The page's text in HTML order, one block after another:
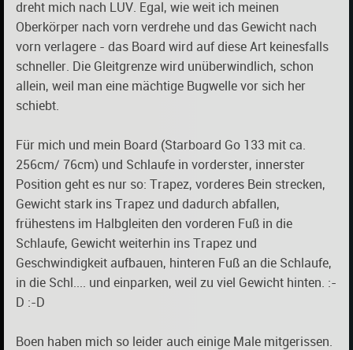
dreht mich nach LUV. Egal, wie weit ich meinen
Oberkörper nach vorn verdrehe und das Gewicht nach
vorn verlagere - das Board wird auf diese Art keinesfalls
schneller. Die Gleitgrenze wird unüberwindlich, schon
allein, weil man eine mächtige Bugwelle vor sich her
schiebt.
Für mich und mein Board (Starboard Go 133 mit ca.
256cm/ 76cm) und Schlaufe in vorderster, innerster
Position geht es nur so: Trapez, vorderes Bein strecken,
Gewicht stark ins Trapez und dadurch abfallen,
frühestens im Halbgleiten den vorderen Fuß in die
Schlaufe, Gewicht weiterhin ins Trapez und
Geschwindigkeit aufbauen, hinteren Fuß an die Schlaufe,
in die Schl.... und einparken, weil zu viel Gewicht hinten. :-
D :-D
Boen haben mich so leider auch einige Male mitgerissen.